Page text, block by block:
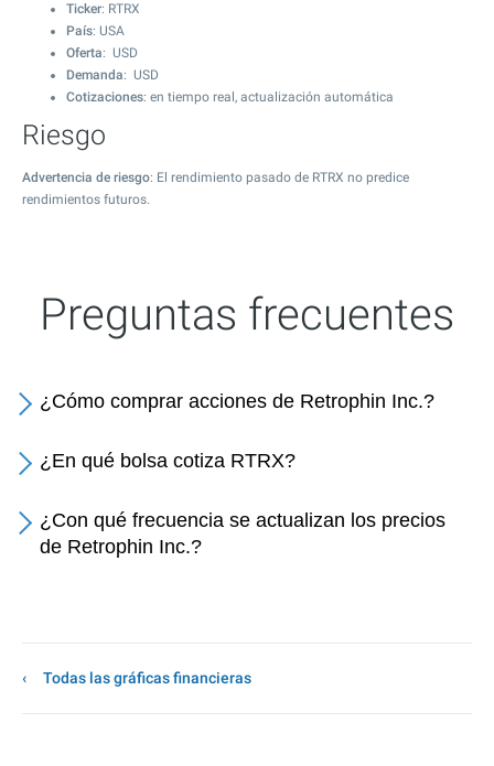
Ticker: RTRX
País: USA
Oferta: USD
Demanda: USD
Cotizaciones: en tiempo real, actualización automática
Riesgo
Advertencia de riesgo: El rendimiento pasado de RTRX no predice
rendimientos futuros.
Preguntas frecuentes
¿Cómo comprar acciones de Retrophin Inc.?
¿En qué bolsa cotiza RTRX?
¿Con qué frecuencia se actualizan los precios
de Retrophin Inc.?
Todas las gráficas financieras